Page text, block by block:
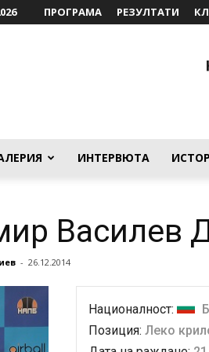
ПРОГРАМА РЕЗУЛТАТИ
ИНТЕРВЮТА
Василев
- 26.12.2014
Националност:
Позиция: Леко